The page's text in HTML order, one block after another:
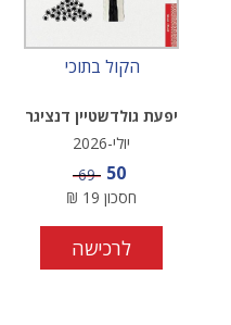
הקול בתוכי
יפעת גולדשטיין דנציגר
יולי-2026
מחיר מבצע
50 מחיר
69
חסכון 19
₪
לרכישה